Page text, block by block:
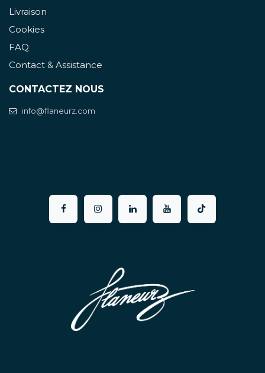
Livraison
Cookies
FAQ
Contact & Assistance
CONTACTEZ NOUS
info@flaneurz.com